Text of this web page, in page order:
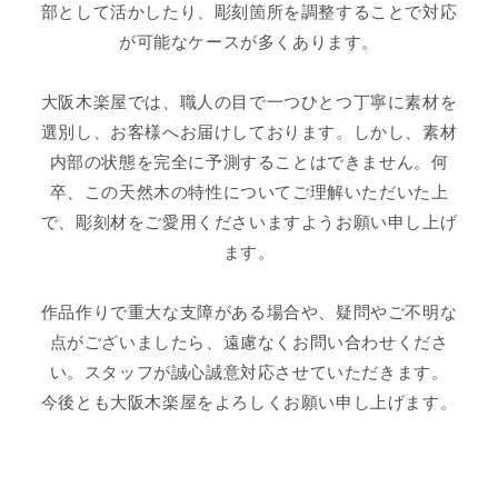
部として活かしたり、彫刻箇所を調整することで対応
が可能なケースが多くあります。
大阪木楽屋では、職人の目で一つひとつ丁寧に素材を
選別し、お客様へお届けしております。しかし、素材
内部の状態を完全に予測することはできません。何
卒、この天然木の特性についてご理解いただいた上
で、彫刻材をご愛用くださいますようお願い申し上げ
ます。
作品作りで重大な支障がある場合や、疑問やご不明な
点がございましたら、遠慮なくお問い合わせくださ
い。スタッフが誠心誠意対応させていただきます。
今後とも大阪木楽屋をよろしくお願い申し上げます。